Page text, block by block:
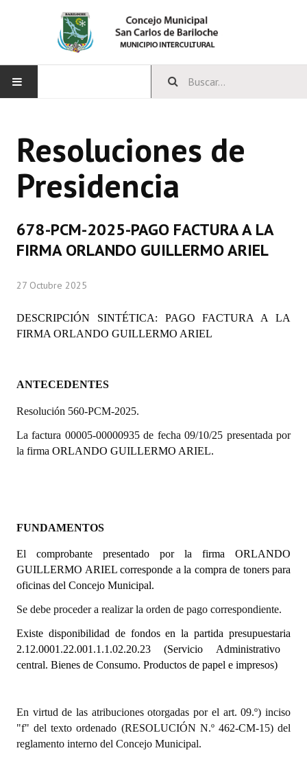
CONCEJO
Bloques Políticos
Comisiones Permanentes
Programas
Constitución Nacional
Constitución Provincial
Carta Orgánica 2007
Organigrama
DOCUMENTOS
Informes de Gestión
Proyectos Presentados
Dictámenes Asesoría Letrada
Actas de Sesión
Ejecución Presupuestaria
Resoluciones de
Presidencia
678-PCM-2025-PAGO FACTURA A LA
FIRMA ORLANDO GUILLERMO ARIEL
27 Octubre 2025
DESCRIPCIÓN SINTÉTICA: PAGO FACTURA A LA
FIRMA ORLANDO GUILLERMO ARIEL
ANTECEDENTES
Resolución 560-PCM-2025.
La factura 00005-00000935 de fecha 09/10/25 presentada por
la firma ORLANDO GUILLERMO ARIEL.
FUNDAMENTOS
El comprobante presentado por la firma ORLANDO
GUILLERMO ARIEL corresponde a la compra de toners para
oficinas del Concejo Municipal.
Se debe proceder a realizar la orden de pago correspondiente.
Existe disponibilidad de fondos en la partida presupuestaria
2.12.0001.22.001.1.1.02.20.23 (Servicio Administrativo
central. Bienes de Consumo. Productos de papel e impresos)
En virtud de las atribuciones otorgadas por el art. 09.º) inciso
"f" del texto ordenado (RESOLUCIÓN N.º 462-CM-15) del
reglamento interno del Concejo Municipal.